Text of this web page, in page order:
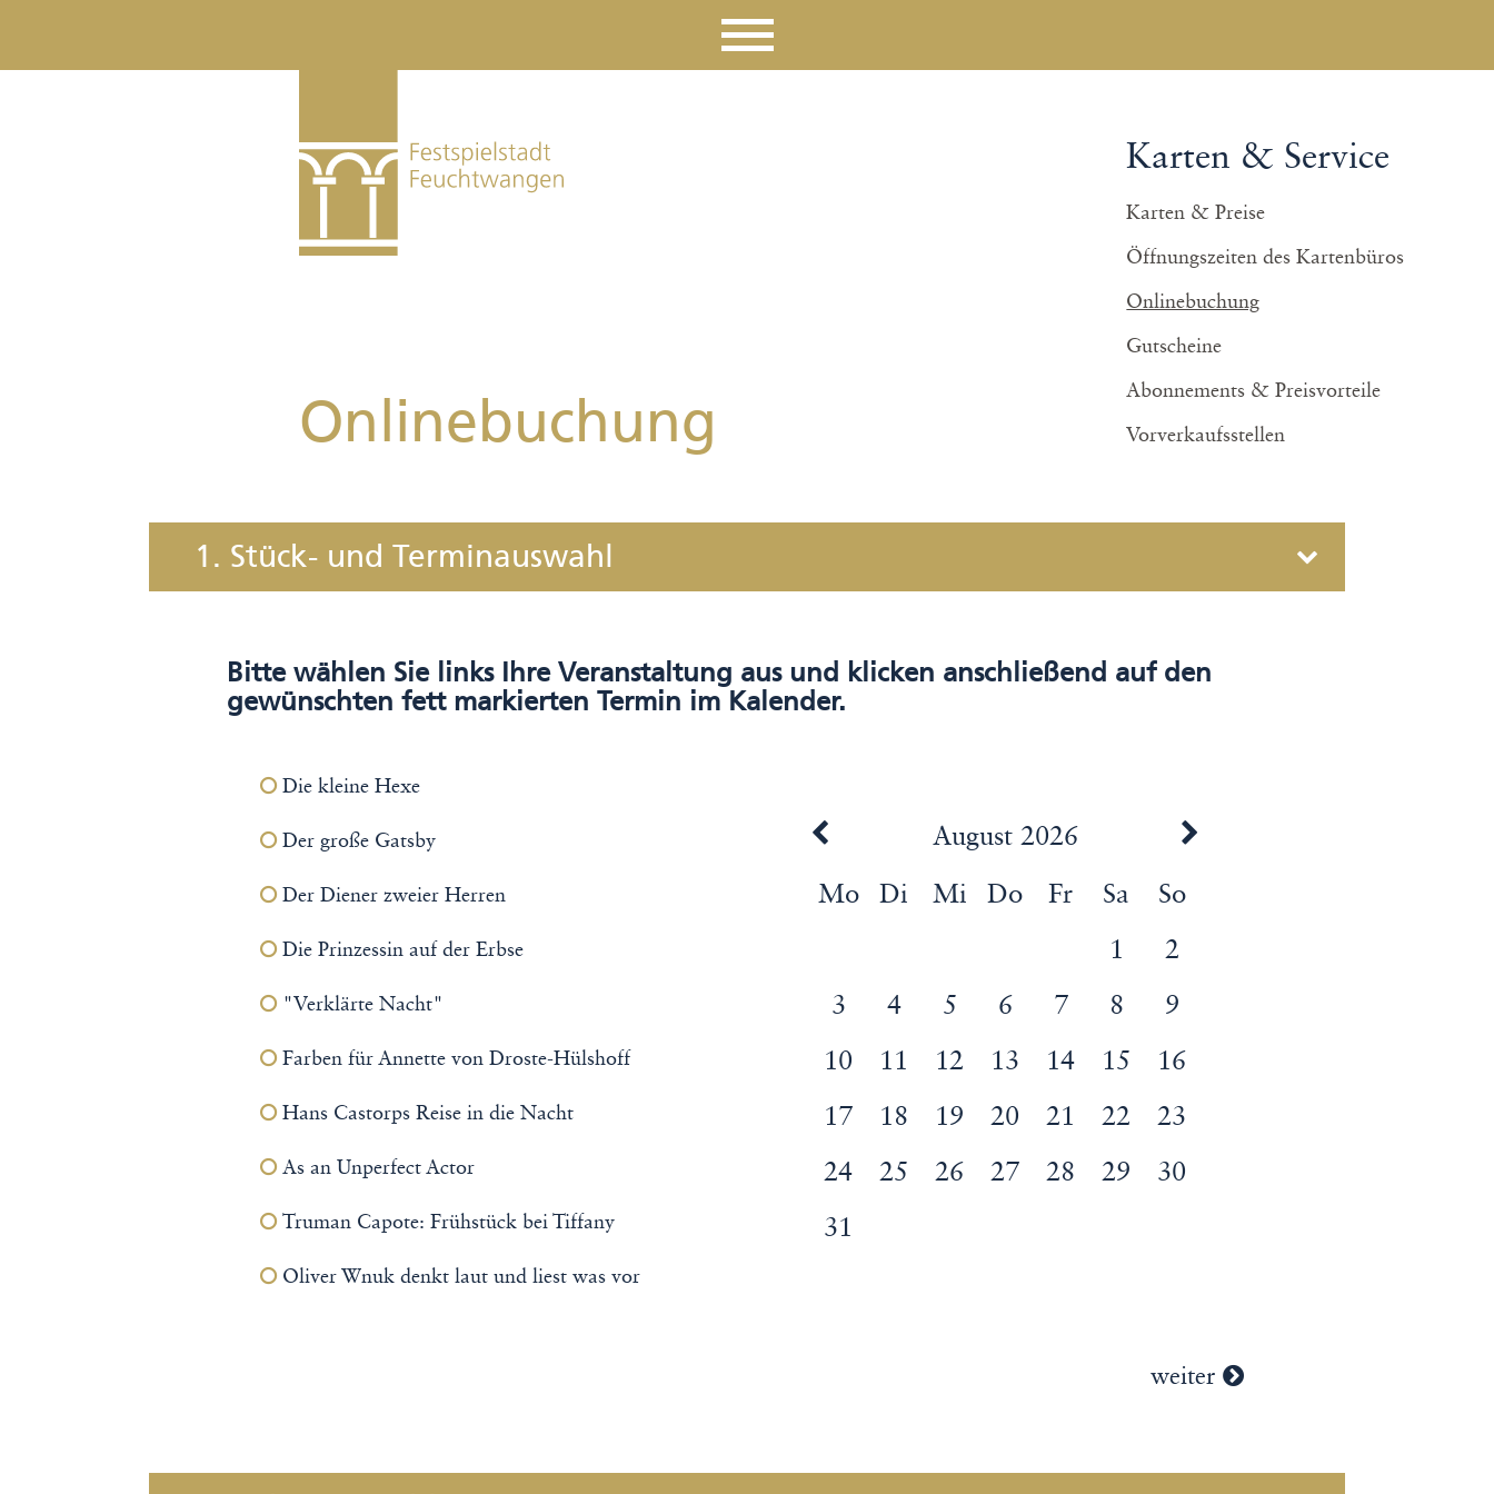
Karten & Service
Karten & Preise
Öffnungszeiten des Kartenbüros
Onlinebuchung
Gutscheine
Abonnements & Preisvorteile
Vorverkaufsstellen
Onlinebuchung
1. Stück- und Terminauswahl
Bitte wählen Sie links Ihre Veranstaltung aus und klicken anschließend auf den
gewünschten fett markierten Termin im Kalender.
Die kleine Hexe
Der große Gatsby
Der Diener zweier Herren
Die Prinzessin auf der Erbse
"Verklärte Nacht"
Farben für Annette von Droste-Hülshoff
Hans Castorps Reise in die Nacht
As an Unperfect Actor
Truman Capote: Frühstück bei Tiffany
Oliver Wnuk denkt laut und liest was vor
August 2026
Mo Di Mi Do Fr Sa So
1 2
3 4 5 6 7 8 9
10 11 12 13 14 15 16
17 18 19 20 21 22 23
24 25 26 27 28 29 30
31
weiter